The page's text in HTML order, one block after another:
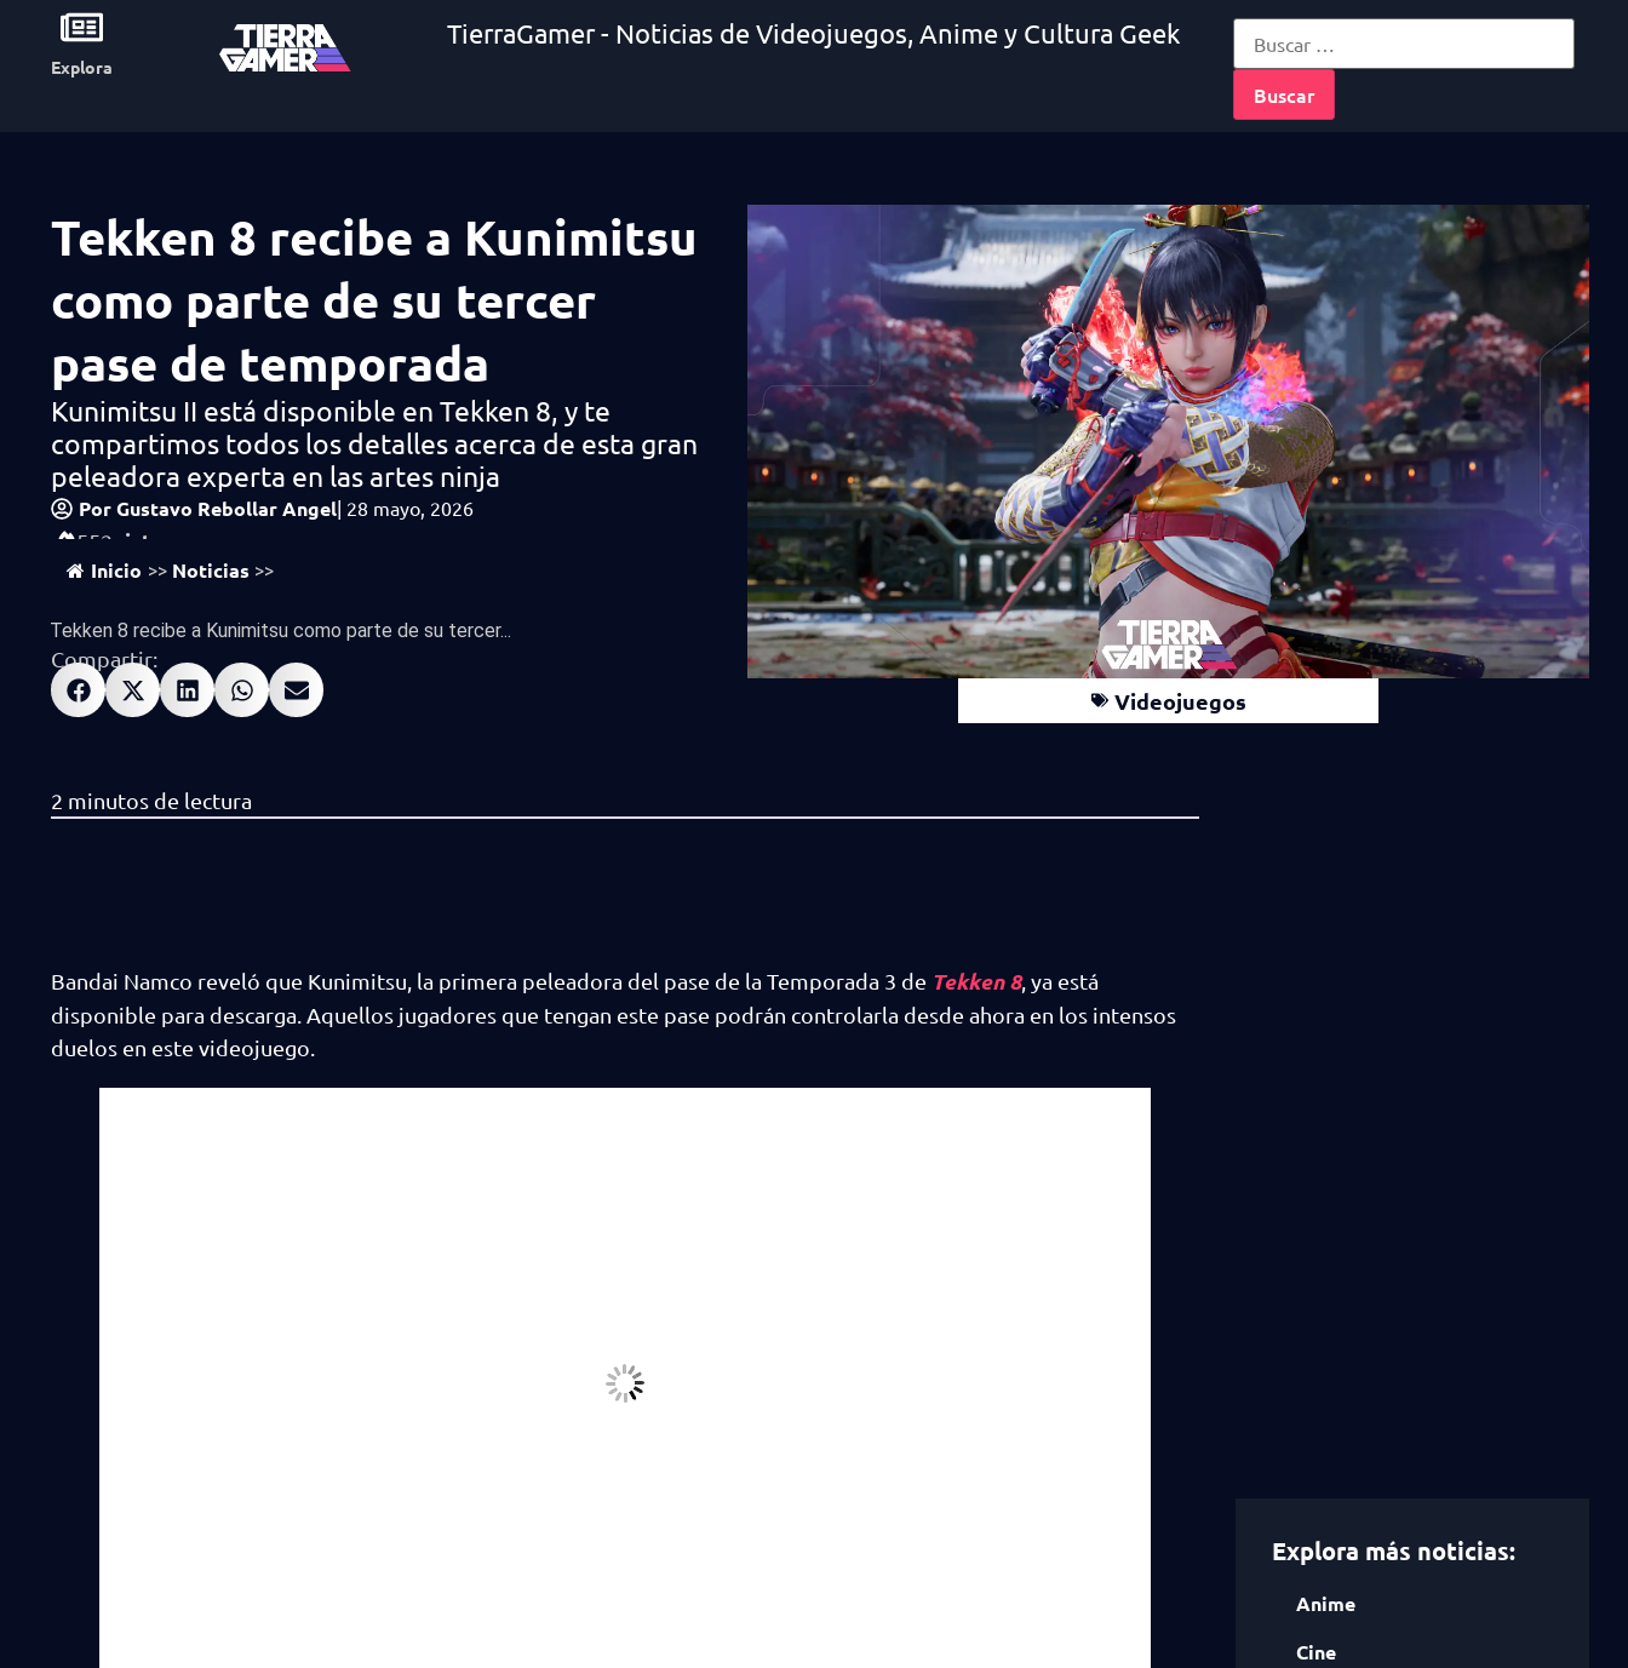
Explora
TierraGamer - Noticias de Videojuegos, Anime y Cultura Geek
Tekken 8 recibe a Kunimitsu
como parte de su tercer
pase de temporada
Kunimitsu II está disponible en Tekken 8, y te
compartimos todos los detalles acerca de esta gran
peleadora experta en las artes ninja
PorGustavo Rebollar Angel| 28 mayo, 2026
552 vistas
Inicio >> Noticias >>
Tekken 8 recibe a Kunimitsu como parte de su tercer...
Compartir:
Videojuegos
Bandai Namco reveló que Kunimitsu, la primera peleadora del pase de la Temporada 3 de Tekken 8, ya está
disponible para descarga. Aquellos jugadores que tengan este pase podrán controlarla desde ahora en los intensos
duelos en este videojuego.
Explora más noticias:
Anime
Cine